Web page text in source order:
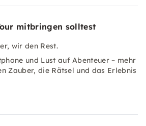
mitbringen solltest
wir den Rest.
und Lust auf Abenteuer – mehr
Zauber, die Rätsel und das Erlebnis